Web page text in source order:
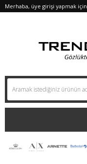
Merhaba, üye girişi yapmak için